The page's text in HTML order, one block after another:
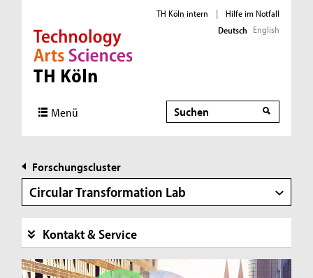
Direkt zur Hauptnavigation
Direkt zur Subnavigation
Direkt zum Inhalt
Direkt zum Fußbereich
TH Köln intern |
Hilfe im Notfall
Deutsch English
Menü Suche
Forschungscluster
Circular Transformation Lab
Kontakt & Service